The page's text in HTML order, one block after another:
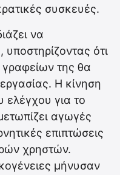
συσκευές.
να
ότι
της θα
Η κίνηση
ελέγχου για το
αγωγές
επιπτώσεις
χρηστών.
μήνυσαν